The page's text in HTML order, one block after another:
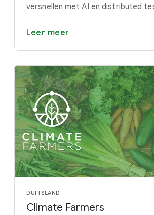
versnellen met AI en distributed
Leer meer
DUITSLAND
Climate Farmers